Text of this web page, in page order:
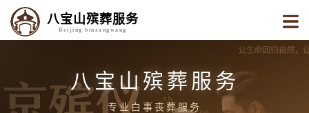
八宝山殡葬服务
Beijing binzangwang
八宝山殡葬服务
专业白事丧葬服务